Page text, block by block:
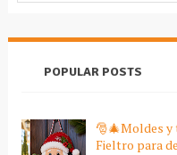
POPULAR POSTS
🎅🎄Moldes y
Fieltro para